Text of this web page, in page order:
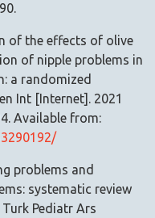
of the effects of olive
of nipple problems in
a randomized
Int [Internet]. 2021
Available from:
problems and
systematic review
Pediatr Ars